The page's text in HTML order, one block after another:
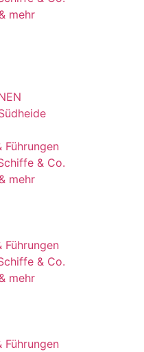
mehr
Führungen
& Co.
mehr
Führungen
& Co.
mehr
Führungen